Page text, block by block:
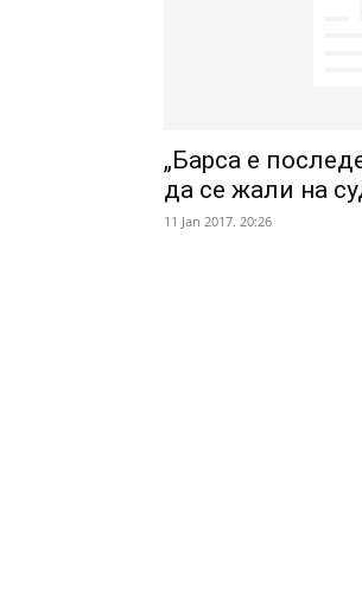
„Барса е
да се жали на
11 Jan 2017. 20:26